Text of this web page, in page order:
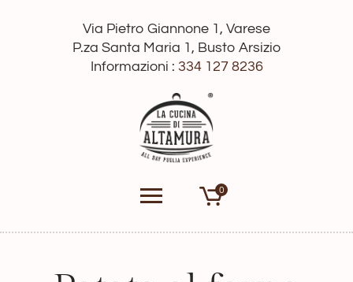
Via Pietro Giannone 1, Varese
P.za Santa Maria 1, Busto Arsizio
Informazioni : 334 127 8236
0